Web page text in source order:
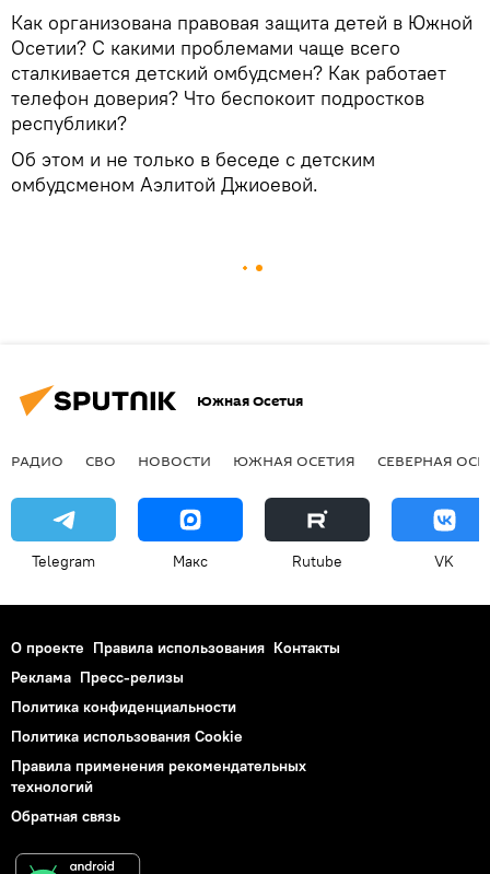
Как организована правовая защита детей в Южной
Осетии? С какими проблемами чаще всего
сталкивается детский омбудсмен? Как работает
телефон доверия? Что беспокоит подростков
республики?
Об этом и не только в беседе с детским
омбудсменом Аэлитой Джиоевой.
Южная Осетия
РАДИО СВО НОВОСТИ ЮЖНАЯ ОСЕТИЯ СЕВЕРНАЯ
Telegram Макс Rutube VK
О проекте Правила использования Контакты
Реклама Пресс-релизы
Политика конфиденциальности
Политика использования Cookie
Правила применения рекомендательных
технологий
Обратная связь